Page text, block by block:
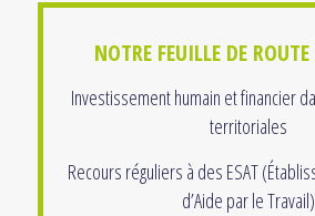
NOTRE FEUILLE DE
Investissement humain et financier
territoriales
Recours réguliers à des ESAT
d’Aide par le Travail)